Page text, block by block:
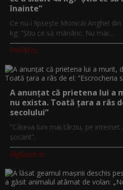
înainte”
Ce nu-i lipsește Monicăi Anghel
kg: “Știu ce să mănânc. Nu mai...
ProFM.ro
A anunțat că prietena lui a
nu exista. Toată țara a râs
secolului”
”Câteva luni mai târziu, pe
șocant”.
DigiSport.ro